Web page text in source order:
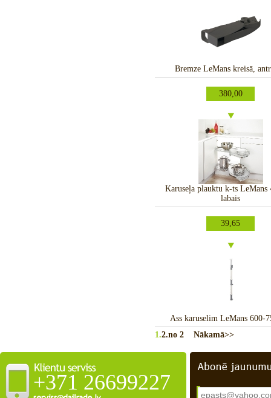
Bremze LeMans kreisā,
380,00
Karuseļa plauktu k-ts LeMans
labais
39,65
Ass karuselim LeMans 600-
1.2.no 2 Nākamā>>
+371 26699227